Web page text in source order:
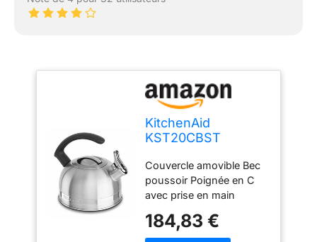
KitchenAid
KST20CBST
poignée en C et
bande de garniture,
2 litres
Couvercle amovible Bec
poussoir Poignée en C
avec prise en main
nettoyer Bande de
garniture attrayante
184,83 €